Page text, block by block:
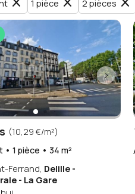
1 pièce 2 pièces
(10,29 €/m²)
1 pièce • 34 m²
Ferrand, Delille -
- La Gare